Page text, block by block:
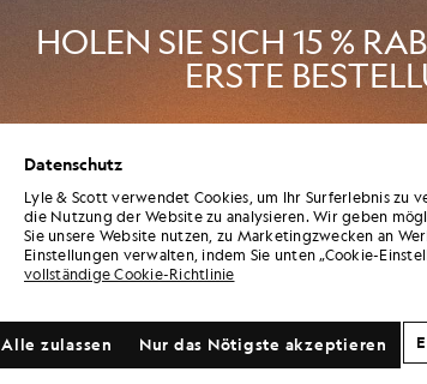
Datenschutz
Lyle & Scott verwendet Cookies, um Ihr Surferlebnis zu
die Nutzung der Website zu analysieren. Wir geben
Sie unsere Website nutzen, zu Marketingzwecken an
Einstellungen verwalten, indem Sie unten „Cookie-
vollständige Cookie-Richtlinie
Nur das Nötigste akzeptieren
Alle zulassen
HOLEN SIE SICH 15 %
ERSTE
Werden Sie Mitglied im „ Lyle & Scott “-Club und
Neuheiten der neuen Saison, Kooperationen und
für Mitglieder sowie von einem einzigartigen
Weitere Kommunikationspräferenzen?